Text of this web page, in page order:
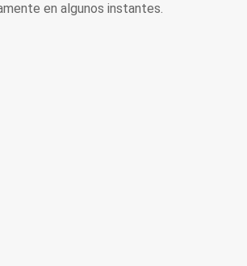
en algunos instantes.